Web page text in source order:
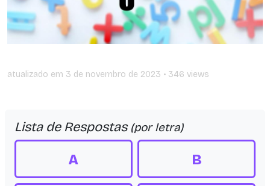
atualizado em 3 de novembro de 2023 • 346 views
Lista de Respostas (por letra)
A B